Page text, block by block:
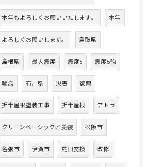
本年もよろしくお願いいたします。 本年
よろしくお願いします。 鳥取県
島根県 最大震度 震度5 震度5強
輪島 石川県 災害 復興
折半屋根塗装工事 折半屋根 アトラ
クリーンベーシック匠美装 松阪市
名張市 伊賀市 蛇口交換 改修